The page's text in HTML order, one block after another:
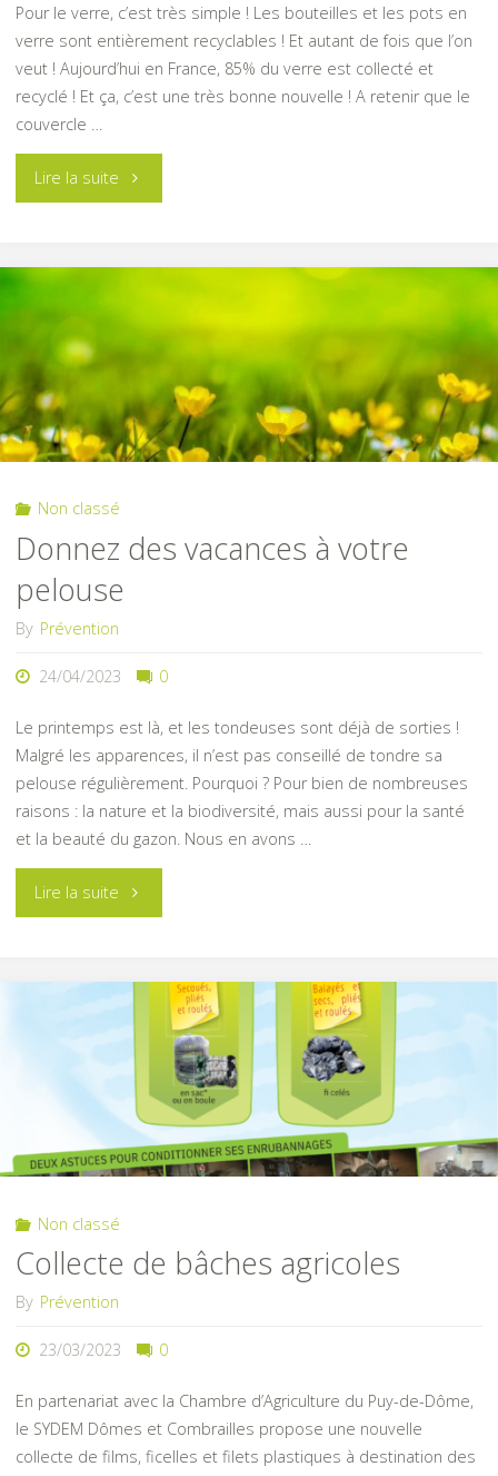
Pour le verre, c’est très simple ! Les bouteilles et les pots en
verre sont entièrement recyclables ! Et autant de fois que l’on
veut ! Aujourd’hui en France, 85% du verre est collecté et
recyclé ! Et ça, c’est une très bonne nouvelle ! A retenir que le
couvercle …
Lire la suite"Comment
le
héros
du
tri
?"
Non classé
Donnez des vacances à votre
pelouse
By Prévention
24/04/2023 0
Le printemps est là, et les tondeuses sont déjà de sorties !
Malgré les apparences, il n’est pas conseillé de tondre sa
pelouse régulièrement. Pourquoi ? Pour bien de nombreuses
raisons : la nature et la biodiversité, mais aussi pour la santé
et la beauté du gazon. Nous en avons …
Lire la suite"Donnez
vacances
votre
pelouse"
Non classé
Collecte de bâches agricoles
By Prévention
23/03/2023 0
En partenariat avec la Chambre d’Agriculture du Puy-de-Dôme,
le SYDEM Dômes et Combrailles propose une nouvelle
collecte de films, ficelles et filets plastiques à destination des